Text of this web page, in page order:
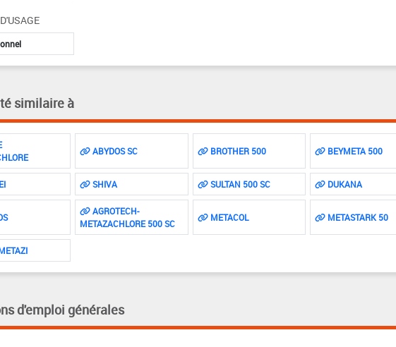
similaire à
ABYDOS SC BROTHER 500 BEYMETA 500
SHIVA SULTAN 500 SC DUKANA
AGROTECH-
METAZACHLORE 500 SC
METACOL METASTARK 50
d'emploi générales